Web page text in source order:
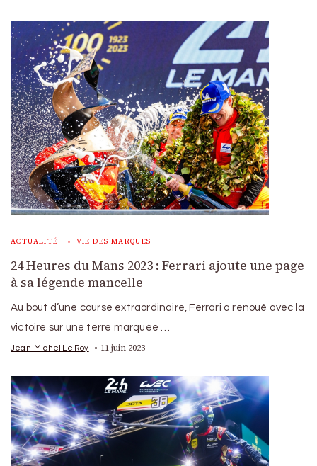
ACTUALITÉ VIE DES MARQUES
24 Heures du Mans 2023 : Ferrari ajoute une page
à sa légende mancelle
Au bout d’une course extraordinaire, Ferrari a renoué avec la
victoire sur une terre marquée …
Jean-Michel Le Roy 11 juin 2023